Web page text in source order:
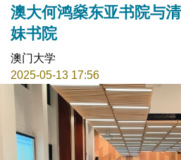
澳大何鸿燊东亚书院与
妹书院
澳门大学
2025-05-13 17:56